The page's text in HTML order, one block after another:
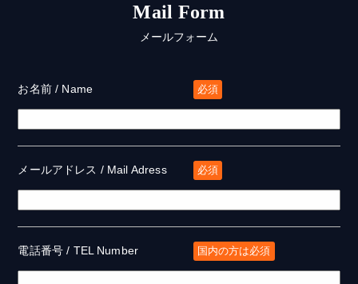
Mail Form
メールフォーム
お名前 / Name 必須
メールアドレス / Mail Adress 必須
電話番号 / TEL Number 国内の方は必須